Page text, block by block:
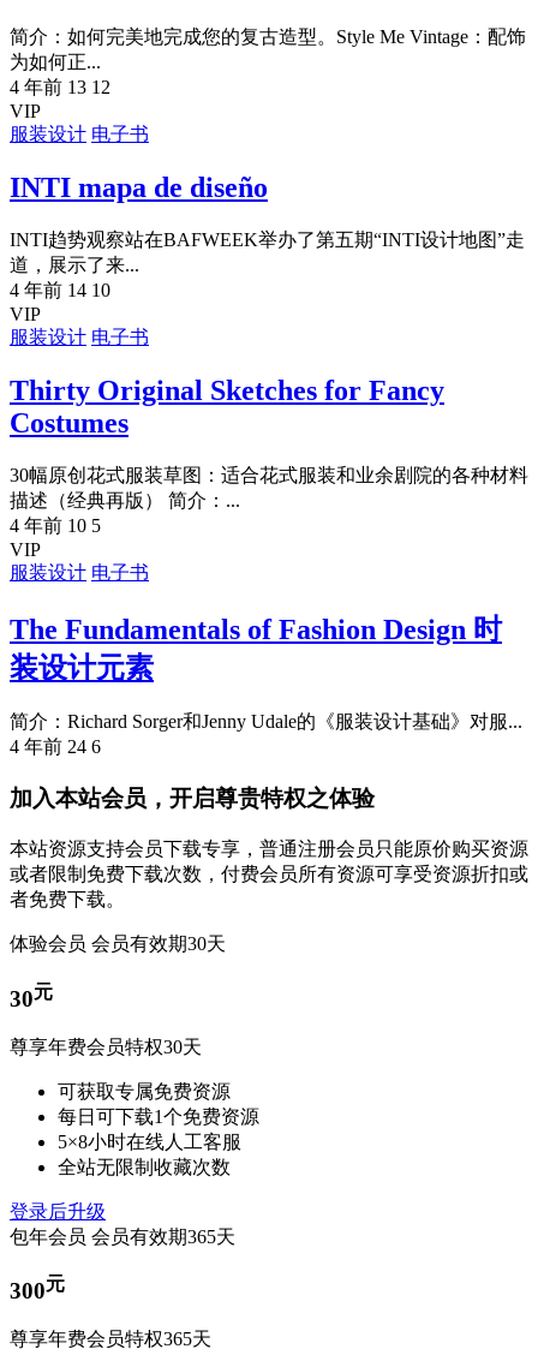
简介：如何完美地完成您的复古造型。Style Me Vintage：配饰
为如何正...
4 年前 13 12
VIP
服装设计 电子书
INTI mapa de diseño
INTI趋势观察站在BAFWEEK举办了第五期“INTI设计地图”走
道，展示了来...
4 年前 14 10
VIP
服装设计 电子书
Thirty Original Sketches for Fancy
Costumes
30幅原创花式服装草图：适合花式服装和业余剧院的各种材料
描述（经典再版） 简介：...
4 年前 10 5
VIP
服装设计 电子书
The Fundamentals of Fashion Design 时
装设计元素
简介：Richard Sorger和Jenny Udale的《服装设计基础》对服...
4 年前 24 6
加入本站会员，开启尊贵特权之体验
本站资源支持会员下载专享，普通注册会员只能原价购买资源
或者限制免费下载次数，付费会员所有资源可享受资源折扣或
者免费下载。
体验会员 会员有效期30天
30元
尊享年费会员特权30天
可获取专属免费资源
每日可下载1个免费资源
5×8小时在线人工客服
全站无限制收藏次数
登录后升级
包年会员 会员有效期365天
300元
尊享年费会员特权365天